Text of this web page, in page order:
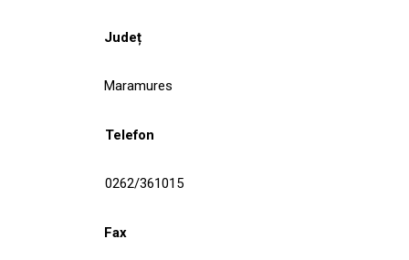
Județ
Maramures
Telefon
0262/361015
Fax